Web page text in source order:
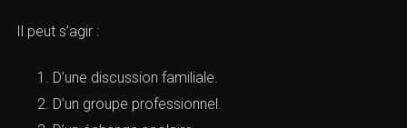
B. Le risque de récit commun
Dans certains dossiers, plusieurs personnes rapportent
la même version parce qu’elles l’ont entendue ensemble.